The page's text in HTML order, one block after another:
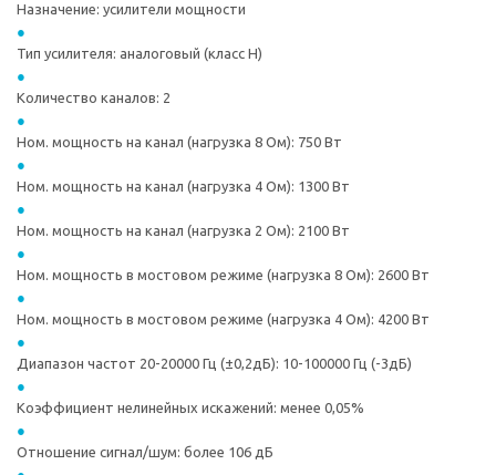
Назначениe: усилители мощности
Тип усилителя: аналоговый (класс H)
Количество каналов: 2
Ном. мощность на канал (нагрузка 8 Ом): 750 Вт
Ном. мощность на канал (нагрузка 4 Ом): 1300 Вт
Ном. мощность на канал (нагрузка 2 Ом): 2100 Вт
Ном. мощность в мостовом режиме (нагрузка 8 Ом): 2600 Вт
Ном. мощность в мостовом режиме (нагрузка 4 Ом): 4200 Вт
Диапазон частот 20-20000 Гц (±0,2дБ): 10-100000 Гц (-3дБ)
Коэффициент нелинейных искажений: менее 0,05%
Отношение сигнал/шум: более 106 дБ